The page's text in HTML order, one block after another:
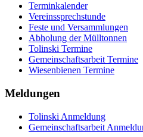
Terminkalender
Vereinssprechstunde
Feste und Versammlungen
Abholung der Mülltonnen
Tolinski Termine
Gemeinschaftsarbeit Termine
Wiesenbienen Termine
Meldungen
Tolinski Anmeldung
Gemeinschaftsarbeit